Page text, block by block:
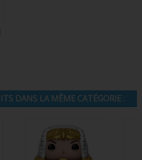
DANS LA MÊME CATÉGORIE :